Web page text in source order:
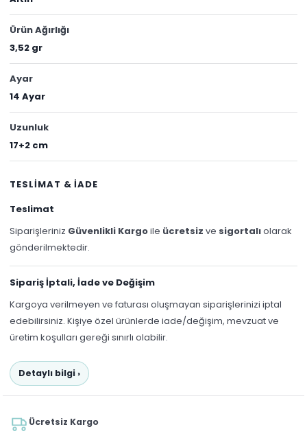
Ürün Ağırlığı
3,52 gr
Ayar
14 Ayar
Uzunluk
17+2 cm
TESLİMAT & İADE
Teslimat
Siparişleriniz Güvenlikli Kargoile ücretsiz ve sigortalıolarak
gönderilmektedir.
Sipariş İptali, İade ve Değişim
Kargoya verilmeyen ve faturası oluşmayan siparişlerinizi iptal
edebilirsiniz. Kişiye özel ürünlerde iade/değişim, mevzuat ve
üretim koşulları gereği sınırlı olabilir.
Detaylı bilgi ›
Ücretsiz Kargo